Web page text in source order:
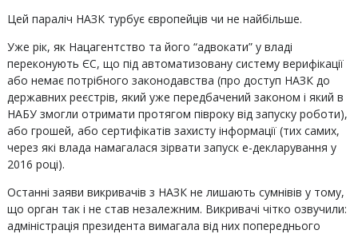
Цей параліч НАЗК турбує європейців чи не найбільше.
Уже рік, як Нацагентство та його “адвокати” у владі
переконують ЄС, що під автоматизовану систему верифікації
або немає потрібного законодавства (про доступ НАЗК до
державних реєстрів, який уже передбачений законом і який в
НАБУ змогли отримати протягом півроку від запуску роботи),
або грошей, або сертифікатів захисту інформації (тих самих,
через які влада намагалася зірвати запуск е-декларування у
2016 році).
Останні заяви викривачів з НАЗК не лишають сумнівів у тому,
що орган так і не став незалежним. Викривачі чітко озвучили:
адміністрація президента вимагала від них попереднього